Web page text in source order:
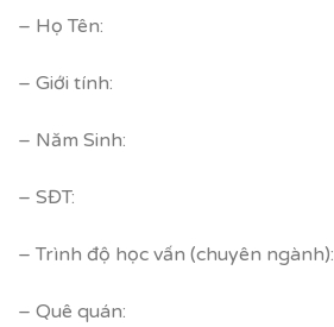
– Họ Tên:
– Giới tính:
– Năm Sinh:
– SĐT:
– Trình độ học vấn (chuyên ngành):
– Quê quán: